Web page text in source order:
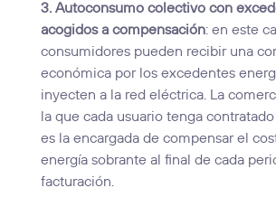
3. Autoconsumo colectivo con
acogidos a compensación: en este
consumidores pueden recibir una
económica por los excedentes
inyecten a la red eléctrica. La
la que cada usuario tenga
es la encargada de compensar el
energía sobrante al final de cada
facturación.